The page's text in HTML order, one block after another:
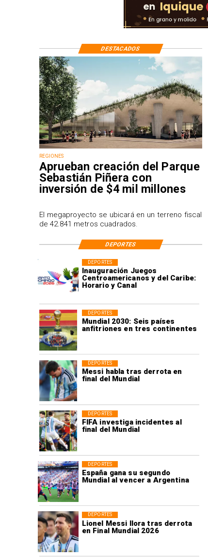
Inauguración Juegos
Centroamericanos y del Caribe:
Horario y Canal
DEPORTES
Mundial 2030: Seis países
anfitriones en tres continentes
DEPORTES
Messi habla tras derrota en
final del Mundial
DEPORTES
FIFA investiga incidentes al
final del Mundial
DEPORTES
España gana su segundo
Mundial al vencer a Argentina
DEPORTES
Lionel Messi llora tras derrota
en Final Mundial 2026
DEPORTES
REGIONES
Aprueban creación del Parque
Sebastián Piñera con
inversión de $4 mil millones
El megaproyecto se ubicará en un terreno fiscal
de 42.841 metros cuadrados.
DESTACADOS
DEPORTES